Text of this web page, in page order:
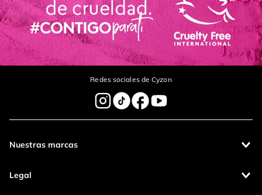
Redes sociales de Cyzon
Nuestras marcas
Legal